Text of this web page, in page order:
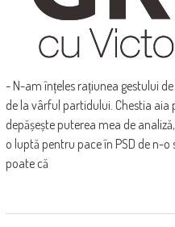
- N-am înțeles rațiunea gestului
de la vârful partidului. Chestia
depășește puterea mea de
o luptă pentru pace în PSD de n-
poate că